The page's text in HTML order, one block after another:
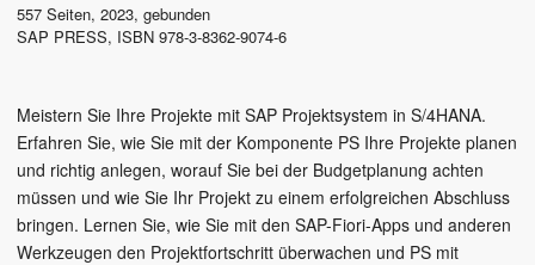
557 Seiten, 2023, gebunden
SAP PRESS, ISBN 978-3-8362-9074-6
Meistern Sie Ihre Projekte mit SAP Projektsystem in S/4HANA.
Erfahren Sie, wie Sie mit der Komponente PS Ihre Projekte planen
und richtig anlegen, worauf Sie bei der Budgetplanung achten
müssen und wie Sie Ihr Projekt zu einem erfolgreichen Abschluss
bringen. Lernen Sie, wie Sie mit den SAP-Fiori-Apps und anderen
Werkzeugen den Projektfortschritt überwachen und PS mit